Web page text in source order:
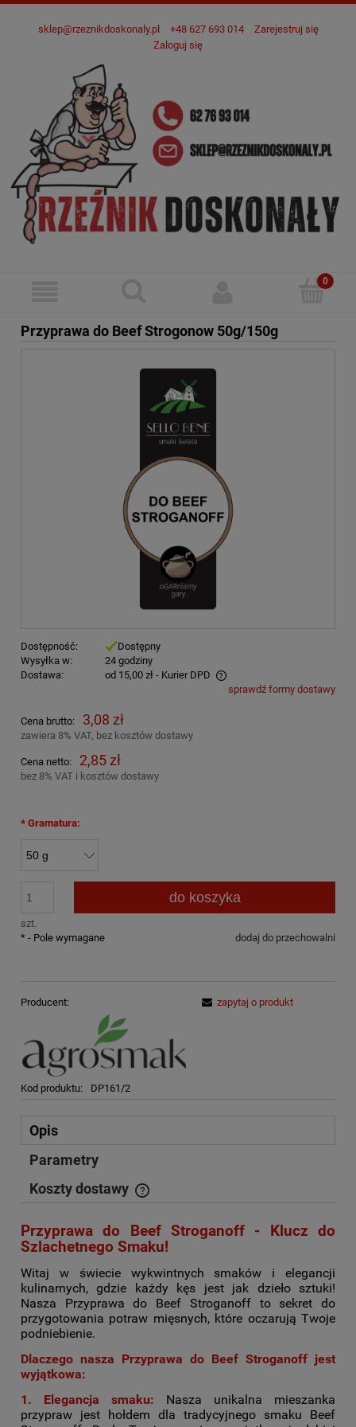
sklep@rzeznikdoskonaly.pl +48 627 693 014
Zarejestruj się
Zaloguj się
Przyprawa do Beef Strogonow 50g/150g
Dostępność:
Dostępny
Wysyłka w:
24 godziny
Dostawa:
od 15,00 zł - Kurier DPD
Cena nie zawiera ewentualnych kosztów płatnościsprawdź formy dostawy
Cena brutto: 3,08 zł
zawiera 8% VAT, bez kosztów dostawy
Cena netto: 2,85 zł
bez 8% VAT i kosztów dostawy
* Gramatura:
szt.
do koszyka
dodaj do przechowalni
* - Pole wymagane
Producent:
Kod produktu: DP161/2
zapytaj o produkt
Opis
Parametry
Koszty dostawy
Cena nie zawiera ewentualnych kosztów płatności
Przyprawa do Beef Stroganoff - Klucz do
Szlachetnego Smaku!
Witaj w świecie wykwintnych smaków i elegancji
kulinarnych, gdzie każdy kęs jest jak dzieło sztuki!
Nasza Przyprawa do Beef Stroganoff to sekret do
przygotowania potraw mięsnych, które oczarują Twoje
podniebienie.
Dlaczego nasza Przyprawa do Beef Stroganoff jest
wyjątkowa:
1. Elegancja smaku: Nasza unikalna mieszanka
przypraw jest hołdem dla tradycyjnego smaku Beef